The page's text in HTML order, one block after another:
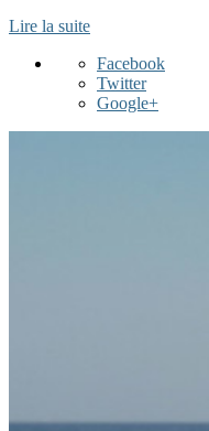
Lire la suite
Facebook
Twitter
Google+